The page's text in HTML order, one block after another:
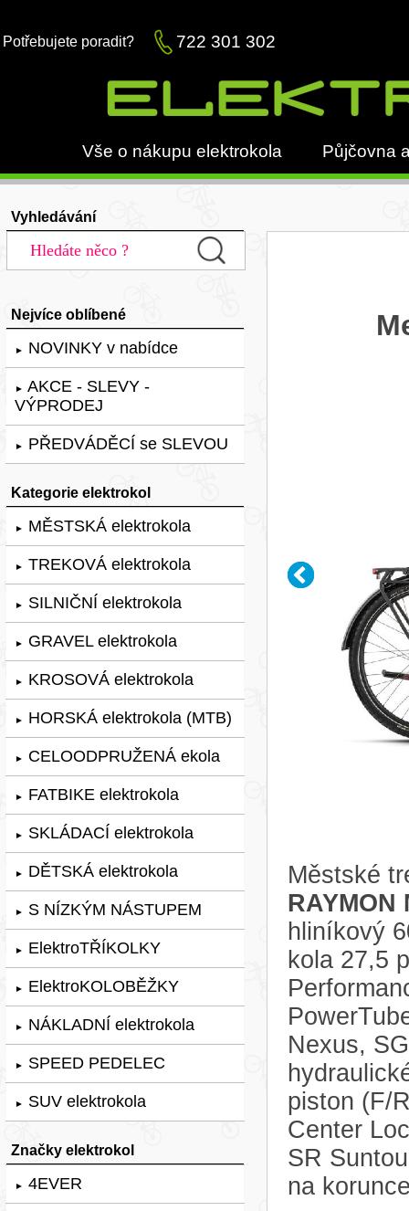
Potřebujete poradit? 722 301 302
Vše o nákupu elektrokola Půjčovna
Vyhledávání
Nejvíce oblíbené
► NOVINKY v nabídce
► AKCE - SLEVY -
VÝPRODEJ
► PŘEDVÁDĚCÍ se SLEVOU
Kategorie elektrokol
► MĚSTSKÁ elektrokola
► TREKOVÁ elektrokola
► SILNIČNÍ elektrokola
► GRAVEL elektrokola
► KROSOVÁ elektrokola
► HORSKÁ elektrokola (MTB)
► CELOODPRUŽENÁ ekola
► FATBIKE elektrokola
► SKLÁDACÍ elektrokola
► DĚTSKÁ elektrokola
► S NÍZKÝM NÁSTUPEM
► ElektroTŘÍKOLKY
► ElektroKOLOBĚŽKY
► NÁKLADNÍ elektrokola
► SPEED PEDELEC
► SUV elektrokola
Značky elektrokol
► 4EVER
Městské
RAYMON
hliníkový
kola 27,5
Nexus,
piston (F/
Center
SR
na